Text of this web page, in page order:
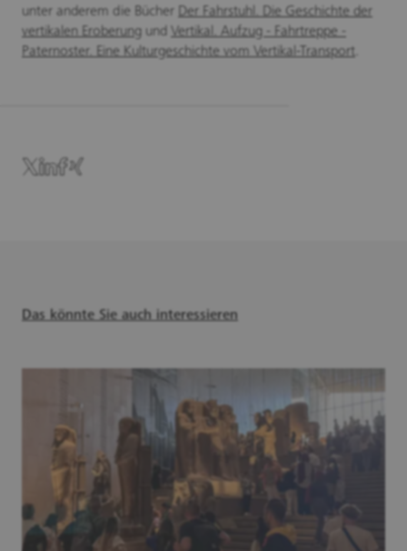
unter anderem die Bücher Der Fahrstuhl. Die Geschichte der
vertikalen Eroberung und Vertikal. Aufzug - Fahrtreppe -
Paternoster. Eine Kulturgeschichte vom Vertikal-Transport
Das könnte Sie auch interessieren